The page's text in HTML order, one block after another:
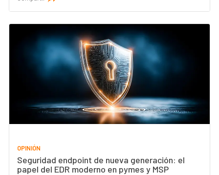
OPINIÓN
Seguridad endpoint de nueva generación: el
papel del EDR moderno en pymes y MSP